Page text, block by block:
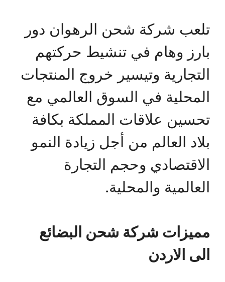
تلعب شركة شحن الرهوان دور
بارز وهام في تنشيط حركتهم
التجارية وتيسير خروج المنتجات
المحلية في السوق العالمي مع
تحسين علاقات المملكة بكافة
بلاد العالم من أجل زيادة النمو
الاقتصادي وحجم التجارة
العالمية والمحلية.
مميزات شركة شحن البضائع
الى الاردن